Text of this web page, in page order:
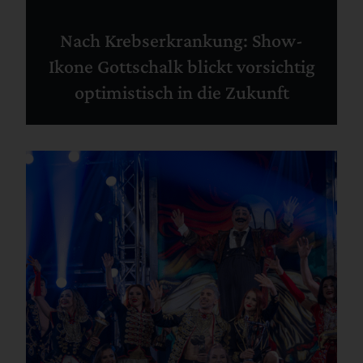
Nach Krebserkrankung: Show-
Ikone Gottschalk blickt vorsichtig
optimistisch in die Zukunft